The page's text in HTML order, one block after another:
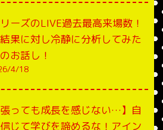
ーズのLIVE過去最高来場数！
果に対し冷静に分析してみた
お話し！
4/18
張っても成長を感じない…】自
じて学びを諦めるな！アイン